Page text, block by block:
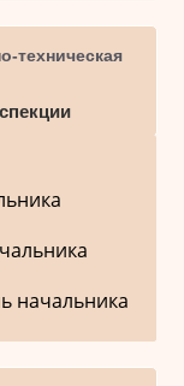
техническая
начальника